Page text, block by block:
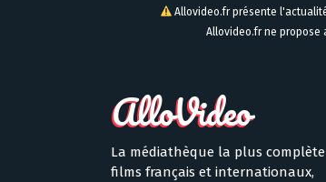
Allovideo.fr présente
Allovideo.fr ne propose
La médiathèque la plus complète
films français et internationaux,